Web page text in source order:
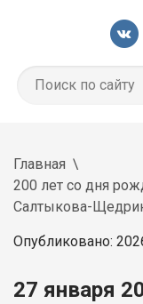
Главная
200 лет со дня
Салтыкова-
Опубликовано:
27 января